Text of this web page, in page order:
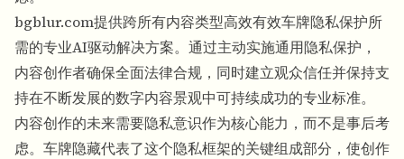
bgblur.com提供跨所有内容类型高效有效车牌隐私保护所
需的专业AI驱动解决方案。通过主动实施通用隐私保护，
内容创作者确保全面法律合规，同时建立观众信任并保持支
持在不断发展的数字内容景观中可持续成功的专业标准。
内容创作的未来需要隐私意识作为核心能力，而不是事后考
虑。车牌隐藏代表了这个隐私框架的关键组成部分，使创作